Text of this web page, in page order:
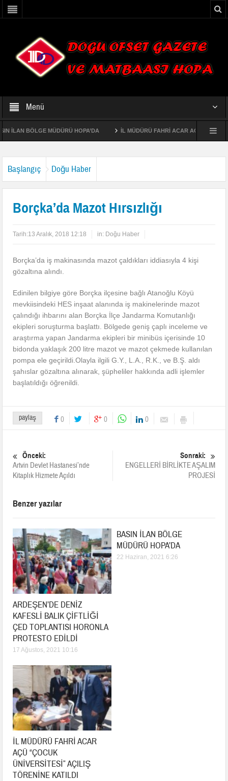
Menü
BÖLGE MÜDÜRÜ HOPA’DA İL MÜDÜRÜ FAHRİ ACAR AÇÜ “ÇOCUK
Başlangıç Doğu Haber
Borçka’da Mazot Hırsızlığı
Tarih:13 Aralık, 2018 12:18 in: Doğu Haber
Borçka’da iş makinasında mazot çaldıkları iddiasıyla 4 kişi
gözaltına alındı.
Edinilen bilgiye göre Borçka ilçesine bağlı Atanoğlu Köyü
mevkiisindeki HES inşaat alanında iş makinelerinde mazot
çalındığı ihbarını alan Borçka İlçe Jandarma Komutanlığı
ekipleri soruşturma başlattı. Bölgede geniş çaplı inceleme ve
araştırma yapan Jandarma ekipleri bir minibüs içerisinde 10
bidonda yaklaşık 200 litre mazot ve mazot çekmede kullanılan
pompa ele geçirildi.Olayla ilgili G.Y., L.A., R.K., ve B.Ş. aldı
şahıslar gözaltına alınarak, şüpheliler hakkında adli işlemler
başlatıldığı öğrenildi.
paylaş 0 0 0
Önceki:
Artvin Devlet Hastanesi’nde
Kitaplık Hizmete Açıldı
Sonraki:
ENGELLERİ BİRLİKTE AŞALIM
PROJESİ
Benzer yazılar
ARDEŞEN’DE DENİZ
KAFESLİ BALIK ÇİFTLİĞİ
ÇED TOPLANTISI HORONLA
PROTESTO EDİLDİ
17 Ağustos, 2021 10:16
BASIN İLAN BÖLGE
MÜDÜRÜ HOPA’DA
22 Haziran, 2021 6:26
İL MÜDÜRÜ FAHRİ ACAR
AÇÜ “ÇOCUK
ÜNİVERSİTESİ” AÇILIŞ
TÖRENİNE KATILDI